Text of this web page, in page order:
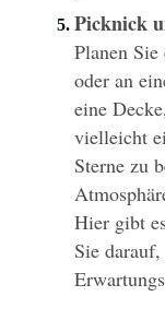
Picknick
Planen
oder an
eine
vielleicht
Sterne zu
Hier gibt
Sie